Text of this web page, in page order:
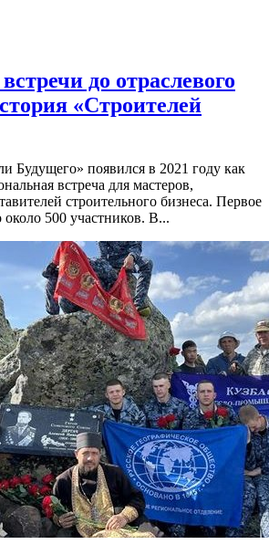
до отраслевого
«Строителей
Будущего» появился в 2021 году как
встреча для мастеров,
строительного бизнеса. Первое
500 участников. В...